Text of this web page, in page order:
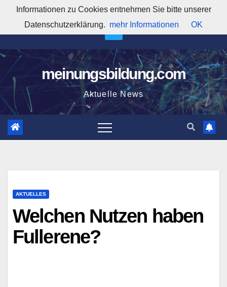
springen
8:44:37 AM
meinungsbildung.com
Aktuelle News
AKTUELLES
Welchen Nutzen haben
Fullerene?
Informationen zu Cookies entnehmen Sie bitte unserer
Datenschutzerklärung. mehr Informationen OK